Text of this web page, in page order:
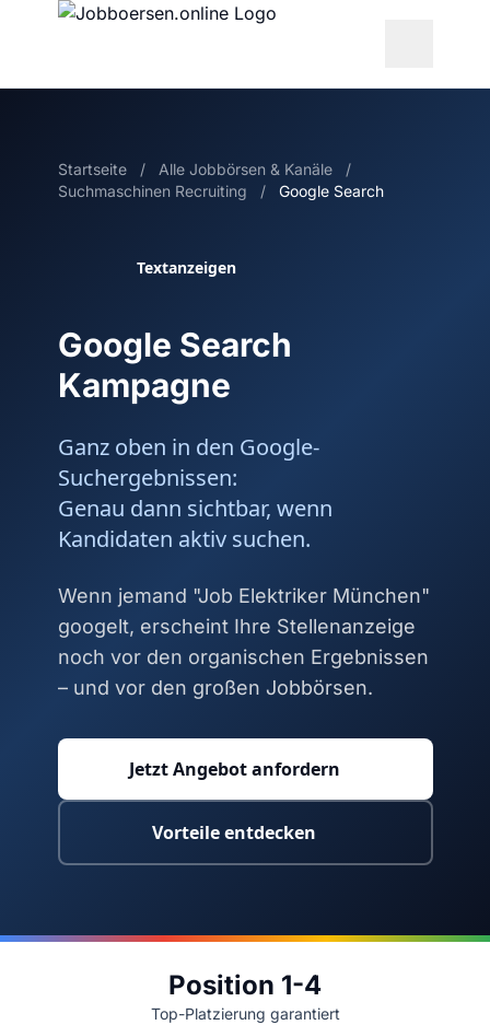
Startseite / Alle Jobbörsen & Kanäle
/
Suchmaschinen Recruiting
/ Google Search
Textanzeigen
Google Search
Kampagne
Ganz oben in den Google-
Suchergebnissen:
Genau dann sichtbar, wenn
Kandidaten aktiv suchen.
Wenn jemand "Job Elektriker München"
googelt, erscheint Ihre Stellenanzeige
noch vor den organischen Ergebnissen
– und vor den großen Jobbörsen.
Jetzt Angebot anfordern
Vorteile entdecken
Position 1-4
Top-Platzierung garantiert